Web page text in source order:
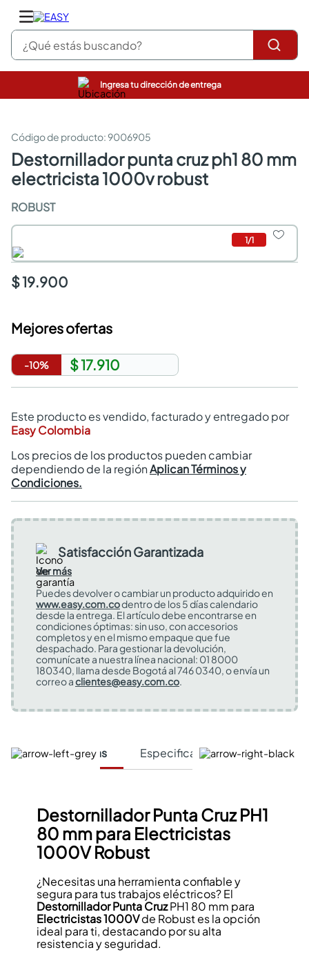
¿Qué estás buscando?
Ingresa tu dirección de entrega
:9006905
destornillador punta cruz ph1 80 mm
electricista 1000v robust
ROBUST
1/1
$ 19.900
Mejores ofertas
-10% $ 17.910
Este producto es vendido, facturado y entregado por
Easy Colombia
Los precios de los productos pueden cambiar
dependiendo de la regiónAplican Términos y
Condiciones.
Satisfacción Garantizada
Ver más
Puedes devolver o cambiar un producto adquirido en
www.easy.com.codentro de los 5 días calendario
desde la entrega. El artículo debe encontrarse en
condiciones óptimas: sin uso, con accesorios
completos y en el mismo empaque que fue
despachado. Para gestionar la devolución,
comunícate a nuestra línea nacional: 01 8000
180340, llama desde Bogotá al 746 0340, o envía un
correo aclientes@easy.com.co.
Características Especificaciones Técnicas
Destornillador Punta Cruz PH1
80 mm para Electricistas
1000V Robust
¿Necesitas una herramienta confiable y
segura para tus trabajos eléctricos? El
Destornillador Punta CruzPH1 80 mm para
Electricistas1000Vde Robust es la opción
ideal para ti, destacando por su alta
resistencia y seguridad.
closet
sanitarios
comedor
escritorio
comedores
armarios closet